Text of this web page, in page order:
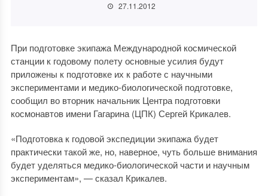
27.11.2012
При подготовке экипажа Международной космической
станции к годовому полету основные усилия будут
приложены к подготовке их к работе с научными
экспериментами и медико-биологической подготовке,
сообщил во вторник начальник Центра подготовки
космонавтов имени Гагарина (ЦПК) Сергей Крикалев.
«Подготовка к годовой экспедиции экипажа будет
практически такой же, но, наверное, чуть больше внимания
будет уделяться медико-биологической части и научным
экспериментам», — сказал Крикалев.